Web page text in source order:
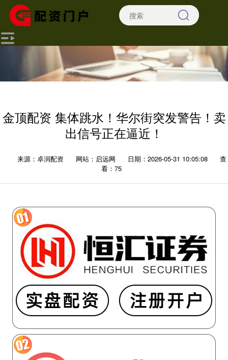
金顶配资 集体跳水！华尔街突发警告！卖
出信号正在逼近！
来源：卓润配资 网站：启远网 日期：2026-05-31 10:05:08
查
看：75